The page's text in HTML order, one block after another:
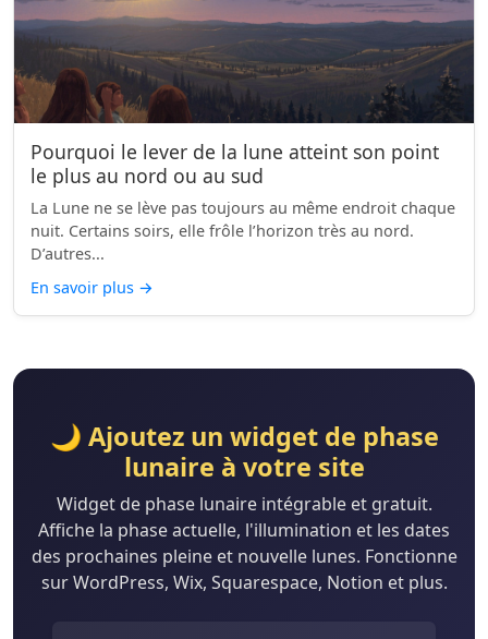
Pourquoi le lever de la lune atteint son point
le plus au nord ou au sud
La Lune ne se lève pas toujours au même endroit chaque
nuit. Certains soirs, elle frôle l’horizon très au nord.
D’autres...
En savoir plus →
🌙 Ajoutez un widget de phase
lunaire à votre site
Widget de phase lunaire intégrable et gratuit.
Affiche la phase actuelle, l'illumination et les dates
des prochaines pleine et nouvelle lunes. Fonctionne
sur WordPress, Wix, Squarespace, Notion et plus.